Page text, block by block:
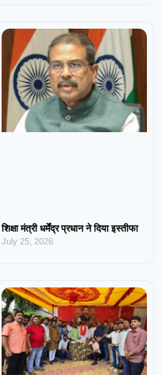
शिक्षा मंत्री धर्मेंद्र प्रधान ने दिया इस्तीफा
July 25, 2026